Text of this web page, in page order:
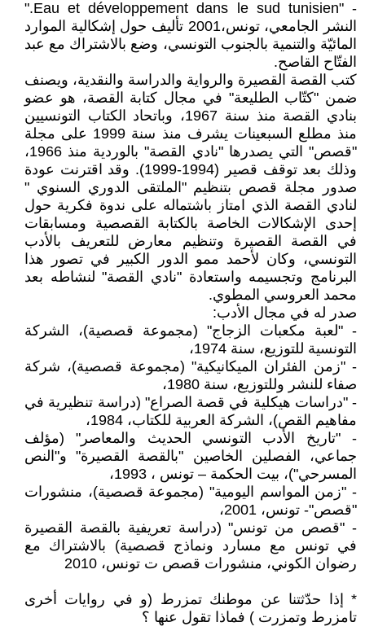
- "Eau et développement dans le sud tunisien."
النشر الجامعي، تونس،2001 تأليف حول إشكالية الموارد
المائيّة والتنمية بالجنوب التونسي، وضع بالاشتراك مع عبد
الفتّاح القاصح.
كتب القصة القصيرة والرواية والدراسة والنقدية، ويصنف
ضمن "كتّاب الطليعة" في مجال كتابة القصة، هو عضو
بنادي القصة منذ سنة 1967، وباتحاد الكتاب التونسيين
منذ مطلع السبعينات يشرف منذ سنة 1999 على مجلة
"قصص" التي يصدرها "نادي القصة" بالوردية منذ 1966،
وذلك بعد توقف قصير (1994-1999). وقد اقترنت عودة
صدور مجلة قصص بتنظيم "الملتقى الدوري السنوي "
لنادي القصة الذي امتاز باشتماله على ندوة فكرية حول
إحدى الإشكالات الخاصة بالكتابة القصصية ومسابقات
في القصة القصيرة وتنظيم معارض للتعريف بالأدب
التونسي، وكان لأحمد ممو الدور الكبير في تصور هذا
البرنامج وتجسيمه واستعادة "نادي القصة" لنشاطه بعد
محمد العروسي المطوي.
صدر له في مجال الأدب:
- "لعبة مكعبات الزجاج" (مجموعة قصصية)، الشركة
التونسية للتوزيع، سنة 1974،
- "زمن الفئران الميكانيكية" (مجموعة قصصية)، شركة
صفاء للنشر وللتوزيع، سنة 1980،
- "دراسات هيكلية في قصة الصراع" (دراسة تنظيرية في
مفاهيم القص)، الشركة العربية للكتاب، 1984،
- "تاريخ الأدب التونسي الحديث والمعاصر" (مؤلف
جماعي، الفصلين الخاصين "بالقصة القصيرة" و"النص
المسرحي")، بيت الحكمة – تونس ، 1993،
- "زمن المواسم اليومية" (مجموعة قصصية)، منشورات
"قصص"- تونس، 2001،
- "قصص من تونس" (دراسة تعريفية بالقصة القصيرة
في تونس مع مسارد ونماذج قصصية) بالاشتراك مع
رضوان الكوني، منشورات قصص ت تونس، 2010
* إذا حدّثتنا عن موطنك تمزرط (و في روايات أخرى
تامزرط وتمزرت ) فماذا تقول عنها ؟